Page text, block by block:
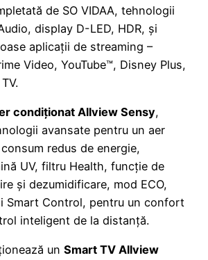
de SO VIDAA, tehnologii
display D-LED, HDR, și
aplicații de streaming –
Video, YouTube™, Disney Plus,
condiționat Allview Sensy,
avansate pentru un aer
redus de energie,
UV, filtru Health, funcție de
și dezumidificare, mod ECO,
Smart Control, pentru un confort
inteligent de la distanță.
un Smart TV Allview